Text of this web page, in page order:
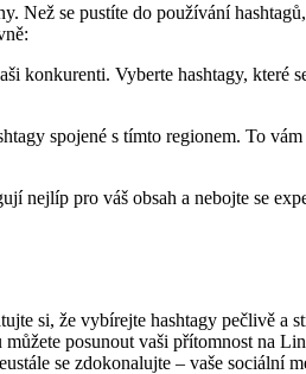
se pustíte do používání
konkurenti. Vyberte hashtagy, které
spojené s tímto regionem. To
nejlíp pro váš obsah a nebojte se
si, že vybírejte hashtagy pečlivě a
posunout vaši přítomnost na
se zdokonalujte – vaše sociální